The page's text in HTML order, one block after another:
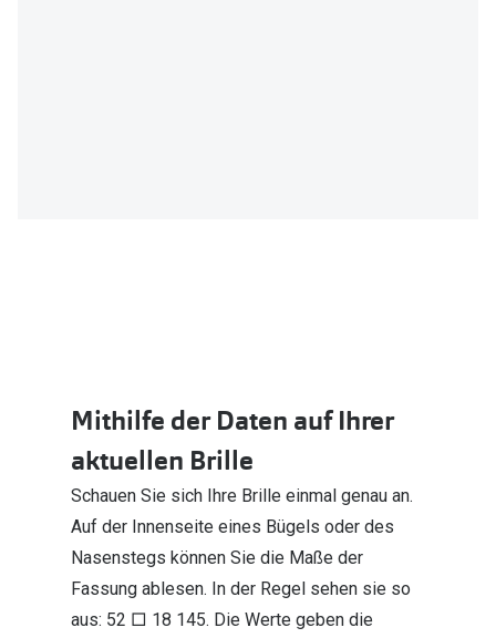
Mithilfe der Daten auf Ihrer
aktuellen Brille
Schauen Sie sich Ihre Brille einmal genau an.
Auf der Innenseite eines Bügels oder des
Nasenstegs können Sie die Maße der
Fassung ablesen. In der Regel sehen sie so
aus: 52 □ 18 145. Die Werte geben die